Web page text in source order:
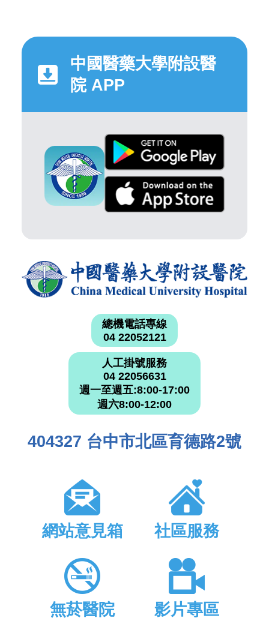
中國醫藥大學附設醫
院 APP
總機電話專線
04 22052121
人工掛號服務
04 22056631
週一至週五:8:00-17:00
週六8:00-12:00
404327 台中市北區育德路2號
網站意見箱 社區服務
無菸醫院 影片專區